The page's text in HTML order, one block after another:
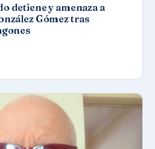
detiene y amenaza a
Gómez tras